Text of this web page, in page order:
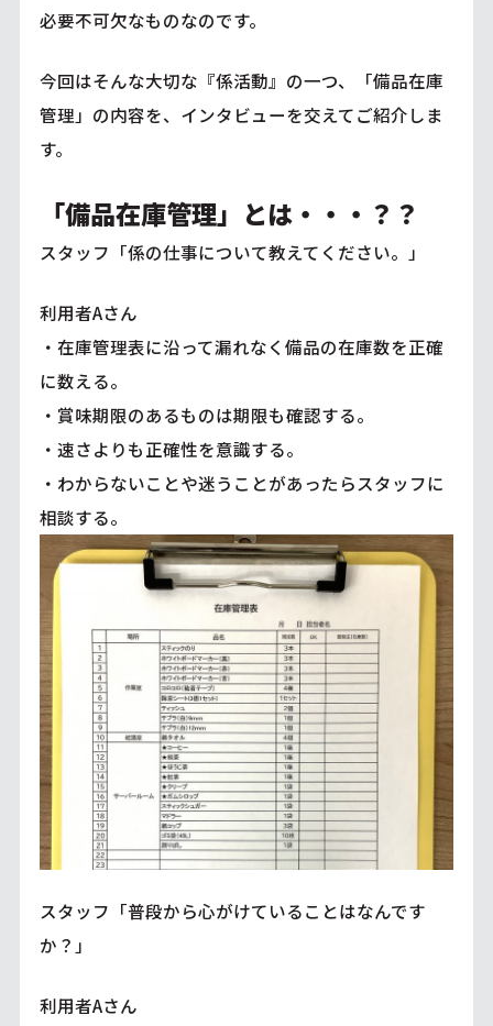
必要不可欠なものなのです。
今回はそんな大切な『係活動』の一つ、「備品在庫
管理」の内容を、インタビューを交えてご紹介しま
す。
「備品在庫管理」とは・・・？？
スタッフ「係の仕事について教えてください。」
利用者Aさん
・在庫管理表に沿って漏れなく備品の在庫数を正確
に数える。
・賞味期限のあるものは期限も確認する。
・速さよりも正確性を意識する。
・わからないことや迷うことがあったらスタッフに
相談する。
スタッフ「普段から心がけていることはなんです
か？」
利用者Aさん